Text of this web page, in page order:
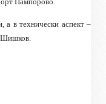
а в технически аспект –
Шишков.